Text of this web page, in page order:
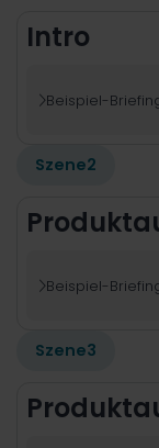
Intro
Beispiel-
Szene2
Beispiel-
Szene3